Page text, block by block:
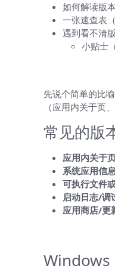
如何解读版
一张速查表
遇到看不清
小贴士
先说个简单的比
（应用内关于页
常见的版
应用内关于
系统应用信
可执行文件
启动日志/调
应用商店/更
Windows